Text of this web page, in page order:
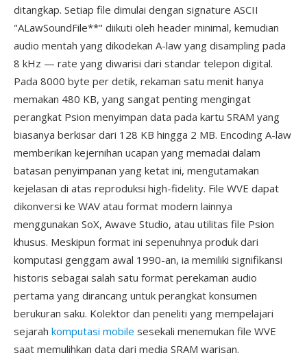
ditangkap. Setiap file dimulai dengan signature ASCII
"ALawSoundFile**" diikuti oleh header minimal, kemudian
audio mentah yang dikodekan A-law yang disampling pada
8 kHz — rate yang diwarisi dari standar telepon digital.
Pada 8000 byte per detik, rekaman satu menit hanya
memakan 480 KB, yang sangat penting mengingat
perangkat Psion menyimpan data pada kartu SRAM yang
biasanya berkisar dari 128 KB hingga 2 MB. Encoding A-law
memberikan kejernihan ucapan yang memadai dalam
batasan penyimpanan yang ketat ini, mengutamakan
kejelasan di atas reproduksi high-fidelity. File WVE dapat
dikonversi ke WAV atau format modern lainnya
menggunakan SoX, Awave Studio, atau utilitas file Psion
khusus. Meskipun format ini sepenuhnya produk dari
komputasi genggam awal 1990-an, ia memiliki signifikansi
historis sebagai salah satu format perekaman audio
pertama yang dirancang untuk perangkat konsumen
berukuran saku. Kolektor dan peneliti yang mempelajari
sejarah komputasi mobile sesekali menemukan file WVE
saat memulihkan data dari media SRAM warisan.